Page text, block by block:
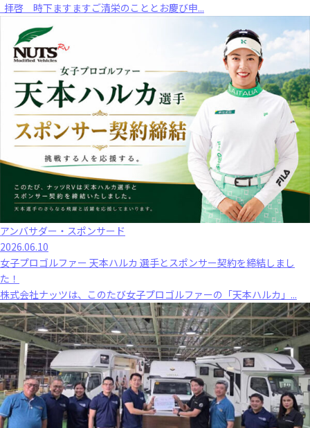
拝啓 時下ますますご清栄のこととお慶び申...
アンバサダー・スポンサード
2026.06.10
女子プロゴルファー 天本ハルカ 選手とスポンサー契約を締結しまし
た！
株式会社ナッツは、このたび女子プロゴルファーの「天本ハルカ」...